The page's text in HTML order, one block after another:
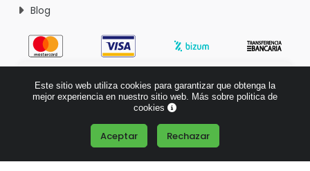
Blog
Basado en 1770 opiniones >
Este sitio web utiliza cookies para garantizar que obtenga la
mejor experiencia en nuestro sitio web. Más sobre politica de
cookies
Aceptar Rechazar